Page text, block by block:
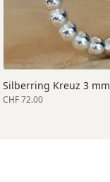
Silberring Kreuz 3 mm
CHF 72.00